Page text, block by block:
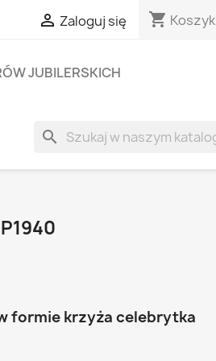
 Zaloguj się shopping_cart Koszyk
JUBILERSKICH
search
formie krzyża celebrytka